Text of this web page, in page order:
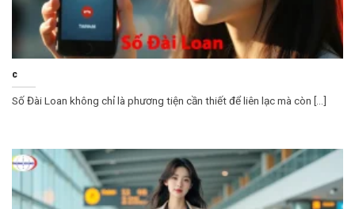
c
Số Đài Loan không chỉ là phương tiện cần thiết để liên lạc mà còn [...]